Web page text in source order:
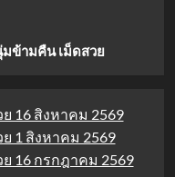
ข้ามคืน เม็ดสวย
16 สิงหาคม 2569
1 สิงหาคม 2569
16 กรกฎาคม 2569